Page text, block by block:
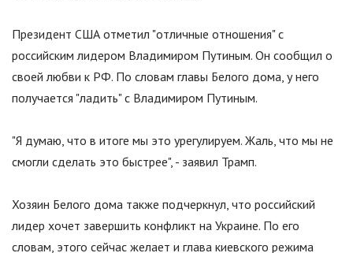
Президент США отметил "отличные отношения" с
российским лидером Владимиром Путиным. Он сообщил о
своей любви к РФ. По словам главы Белого дома, у него
получается "ладить" с Владимиром Путиным.
"Я думаю, что в итоге мы это урегулируем. Жаль, что мы не
смогли сделать это быстрее", - заявил Трамп.
Хозяин Белого дома также подчеркнул, что российский
лидер хочет завершить конфликт на Украине. По его
словам, этого сейчас желает и глава киевского режима